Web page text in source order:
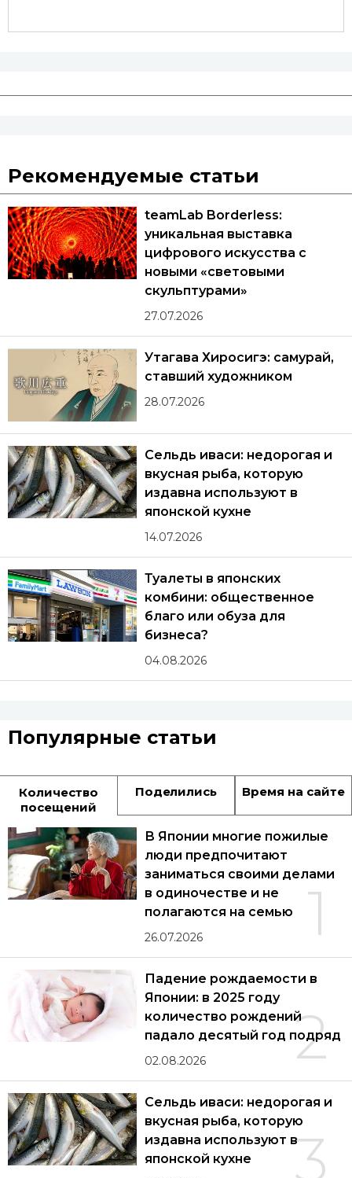
Рекомендуемые статьи
teamLab Borderless:
уникальная выставка
цифрового искусства с
новыми «световыми
скульптурами»
27.07.2026
Утагава Хиросигэ: самурай,
ставший художником
28.07.2026
Сельдь иваси: недорогая и
вкусная рыба, которую
издавна используют в
японской кухне
14.07.2026
Туалеты в японских
комбини: общественное
благо или обуза для
бизнеса?
04.08.2026
Популярные статьи
Количество
посещений
Поделились Время на сайте
1
В Японии многие пожилые
люди предпочитают
заниматься своими делами
в одиночестве и не
полагаются на семью
26.07.2026
2
Падение рождаемости в
Японии: в 2025 году
количество рождений
падало десятый год подряд
02.08.2026
3
Сельдь иваси: недорогая и
вкусная рыба, которую
издавна используют в
японской кухне